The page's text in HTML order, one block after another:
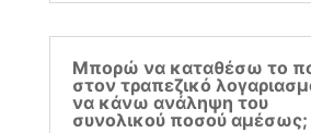
Μπορώ να καταθέσω το
στον τραπεζικό
να κάνω ανάληψη του
συνολικού ποσού αμέσως;